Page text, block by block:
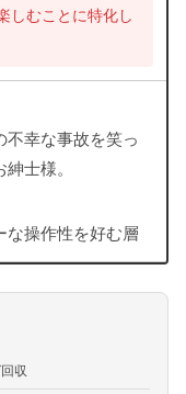
しむことに特化し
不幸な事故を笑っ
士様。
な操作性を好む層
収